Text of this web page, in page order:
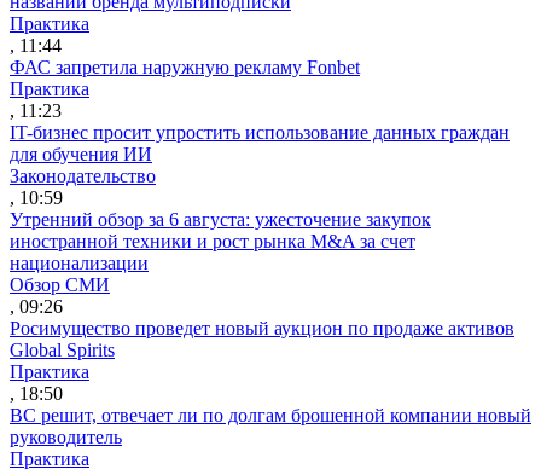
Практика
, 11:44
ФАС запретила наружную рекламу Fonbet
Практика
, 11:23
IT-бизнес просит упростить использование данных граждан
для обучения ИИ
Законодательство
, 10:59
Утренний обзор за 6 августа: ужесточение закупок
иностранной техники и рост рынка M&A за счет
национализации
Обзор СМИ
, 09:26
Росимущество проведет новый аукцион по продаже активов
Global Spirits
Практика
, 18:50
ВС решит, отвечает ли по долгам брошенной компании новый
руководитель
Практика